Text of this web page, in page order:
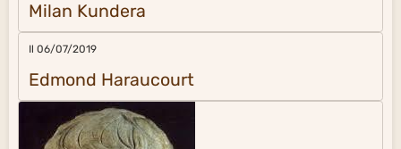
Milan Kundera
Il 06/07/2019
Edmond Haraucourt